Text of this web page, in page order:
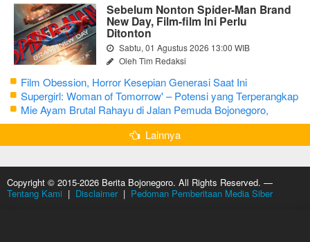
Sebelum Nonton Spider-Man Brand
New Day, Film-film Ini Perlu
Ditonton
Sabtu, 01 Agustus 2026 13:00 WIB
Oleh Tim Redaksi
Film Obession, Horror Kesepian Generasi Saat Ini
Supergirl: Woman of Tomorrow' – Potensi yang Terperangkap
dalam Narasi Generik
Mie Ayam Brutal Rahayu di Jalan Pemuda Bojonegoro,
Kuliner dengan Banyak Pilihan Menu
Lainnya
Copyright © 2015-2026 Berita Bojonegoro. All Rights Reserved. —
Tentang Kami | Disclaimer| Pedoman Pemberitaan Media Siber